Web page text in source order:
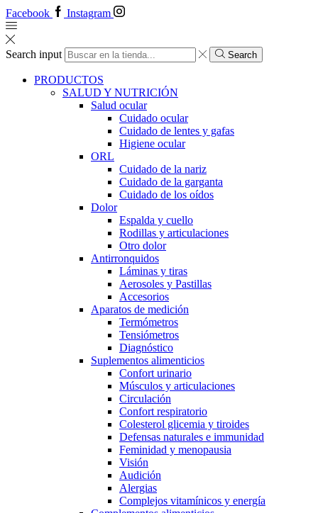
Facebook Instagram
Search input Search
PRODUCTOS
SALUD Y NUTRICIÓN
Salud ocular
Cuidado ocular
Cuidado de lentes y gafas
Higiene ocular
ORL
​​Cuidado de la nariz
​​Cuidado de la garganta
​​Cuidado de los oídos
Dolor
Espalda y cuello
Rodillas y articulaciones
Otro dolor
Antirronquidos
Láminas y tiras
Aerosoles y Pastillas
Accesorios
Aparatos de medición
Termómetros
Tensiómetros
Diagnóstico
Suplementos alimenticios
Confort urinario
Músculos y articulaciones
Circulación
Confort respiratorio
Colesterol glicemia y tiroides
Defensas naturales e immunidad
Feminidad y menopausia
Visión
Audición
Alergias
Complejos vitamínicos y energía